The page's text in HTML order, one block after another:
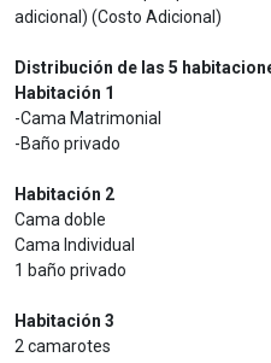
adicional) (Costo Adicional)
Distribución de las 5
Habitación 1
-Cama Matrimonial
-Baño privado
Habitación 2
Cama doble
Cama Individual
1 baño privado
Habitación 3
2 camarotes